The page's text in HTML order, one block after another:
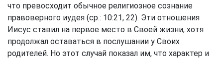
что превосходит обычное религиозное сознание
правоверного иудея (ср.: 10:21, 22). Эти отношения
Иисус ставил на первое место в Своей жизни, хотя
продолжал оставаться в послушании у Своих
родителей. Но этот случай показал им, что характер и